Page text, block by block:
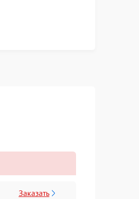
Заказать